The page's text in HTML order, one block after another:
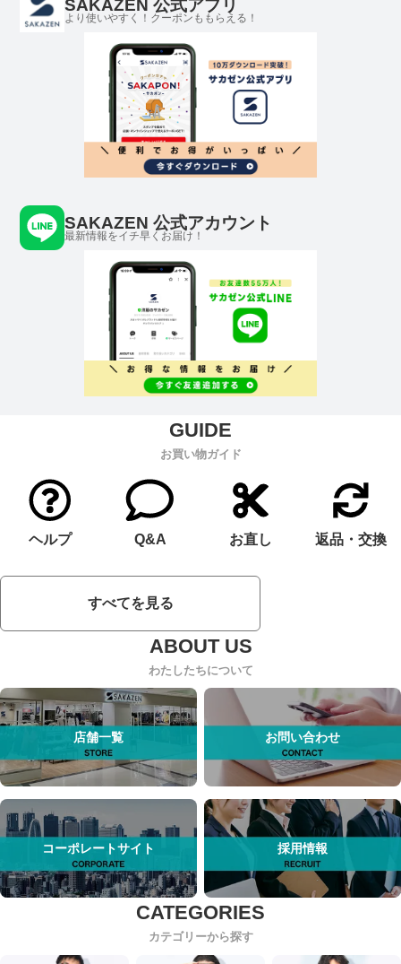
SAKAZEN 公式アプリ
より使いやすく！クーポンももらえる！
SAKAZEN 公式アカウント
最新情報をイチ早くお届け！
お買い物ガイド
ヘルプ Q&A お直し 返品・交換
すべてを見る
わたしたちについて
店舗一覧 お問い合わせ
コーポレートサイト 採用情報
カテゴリーから探す